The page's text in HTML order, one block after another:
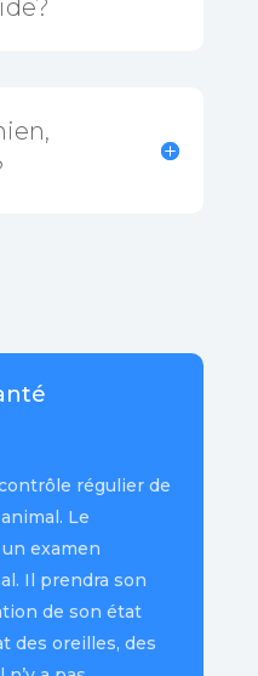
régulier de
Le
examen
Il prendra son
de son état
des oreilles, des